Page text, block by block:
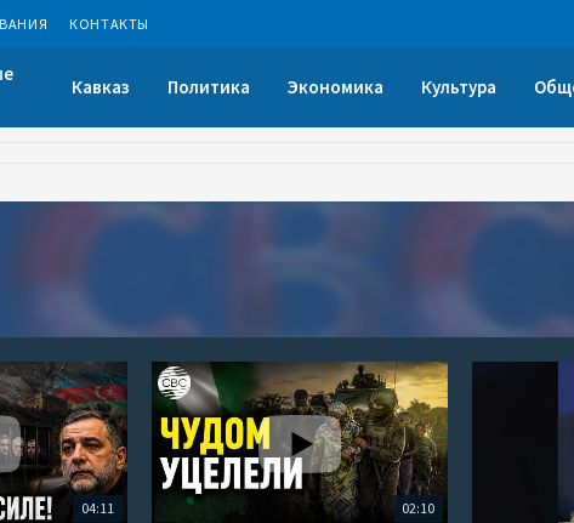
КОНТАКТЫ
Кавказ Политика Экономика Культура
04:11 02:10